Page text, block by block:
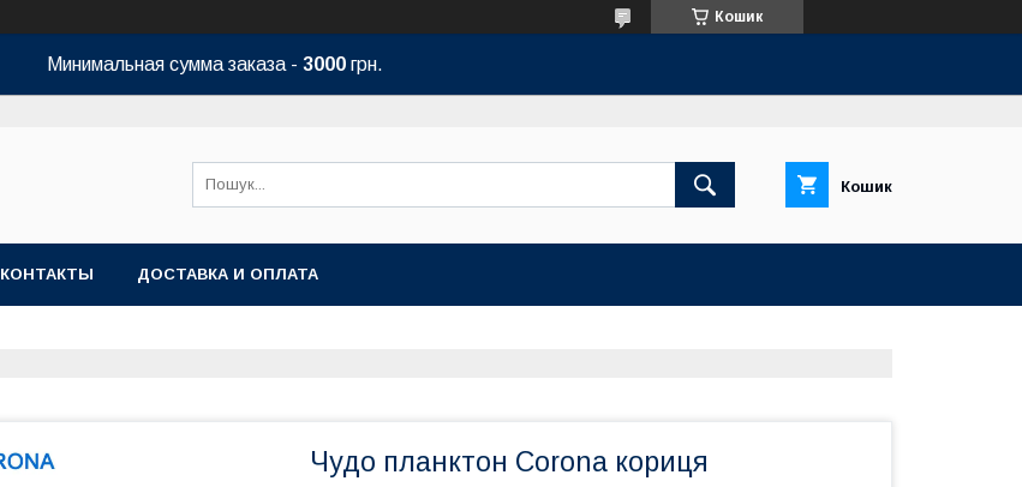
Кошик
Минимальная сумма заказа - 3000 грн.
Кошик
КОНТАКТЫ ДОСТАВКА И ОПЛАТА
Чудо планктон Corona кориця